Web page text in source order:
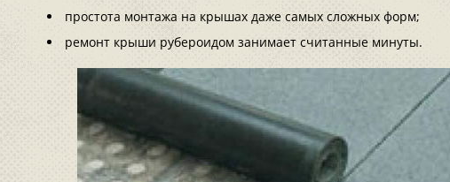
простота монтажа на крышах даже самых сложных форм;
ремонт крыши рубероидом занимает считанные минуты.